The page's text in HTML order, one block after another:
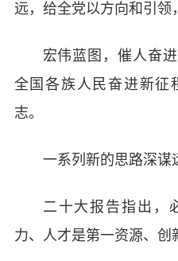
远，给全党以方向和引领
宏伟蓝图，催人奋
全国各族人民奋进新征
志。
一系列新的思路深
二十大报告指出，
力、人才是第一资源、创